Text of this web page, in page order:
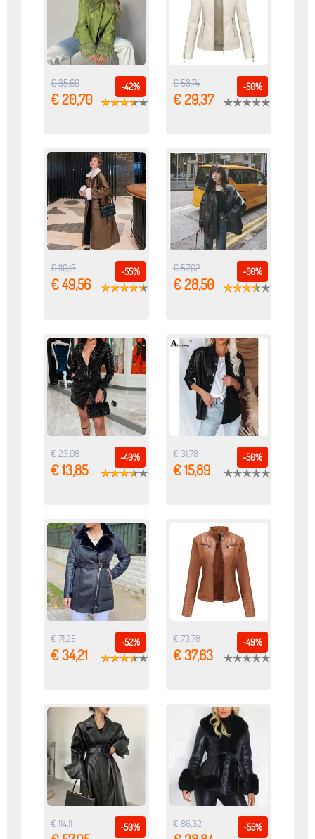
-42%
€ 35,69
€ 20,70
-50%
€ 58,74
€ 29,37
-55%
€ 110,13
€ 49,56
-50%
€ 57,02
€ 28,50
-40%
€ 23,08
€ 13,85
-50%
€ 31,78
€ 15,89
-52%
€ 71,25
€ 34,21
-49%
€ 73,78
€ 37,63
-50%
€ 114,11 -55%
€ 86,32